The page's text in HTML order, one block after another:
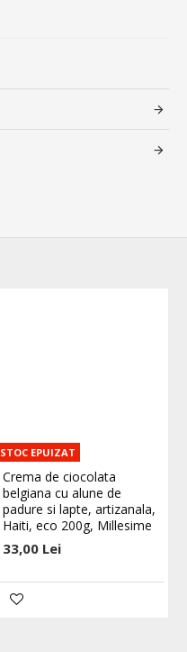
STOC EPUIZAT
Crema de ciocolata
belgiana cu alune de
padure si lapte, artizanala,
Haiti, eco 200g, Millesime
33,00 Lei